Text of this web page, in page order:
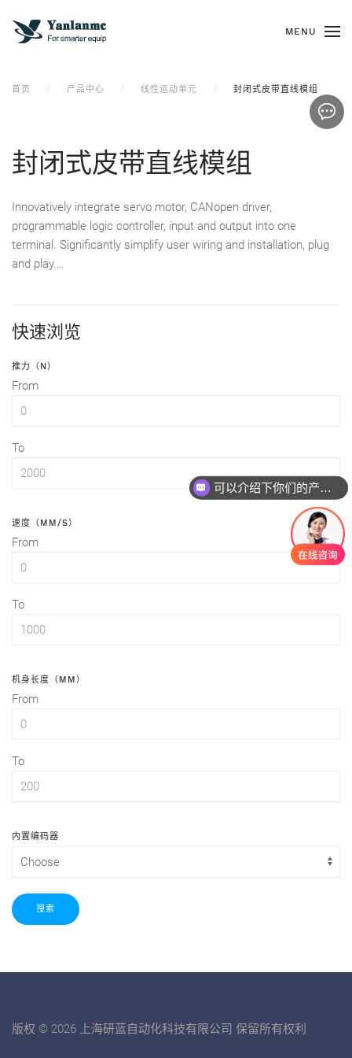
MENU
首页 产品中心 线性运动单元 封闭式皮带直线模组
封闭式皮带直线模组
Innovatively integrate servo motor, CANopen driver,
programmable logic controller, input and output into one
terminal. Significantly simplify user wiring and installation, plug
and play.…
快速浏览
推力（N）
From
To
速度（MM/S）
From
To
机身长度（MM）
From
To
内置编码器
搜索
版权 © 2026 上海研蓝自动化科技有限公司 保留所有权利
可以介绍下你们的产品么